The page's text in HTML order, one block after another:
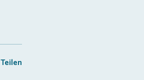
Teilen